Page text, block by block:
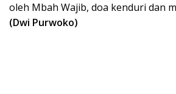
oleh Mbah Wajib, doa kenduri dan
(Dwi Purwoko)